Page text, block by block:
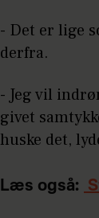
- Det er lige
derfra.
- Jeg vil
givet
huske det,
Læs også: